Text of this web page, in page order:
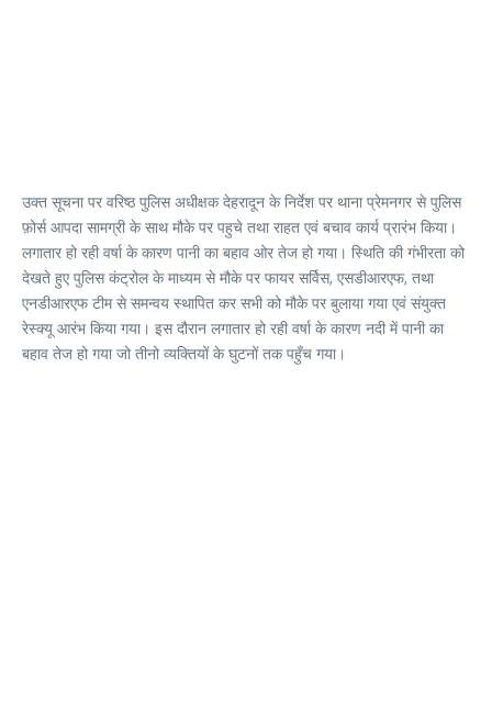
उक्त सूचना पर वरिष्ठ पुलिस अधीक्षक देहरादून के निर्देश पर थाना प्रेमनगर से पुलिस
फ़ोर्स आपदा सामग्री के साथ मौके पर पहुचे तथा राहत एवं बचाव कार्य प्रारंभ किया।
लगातार हो रही वर्षा के कारण पानी का बहाव ओर तेज हो गया। स्थिति की गंभीरता को
देखते हुए पुलिस कंट्रोल के माध्यम से मौके पर फायर सर्विस, एसडीआरएफ, तथा
एनडीआरएफ टीम से समन्वय स्थापित कर सभी को मौके पर बुलाया गया एवं संयुक्त
रेस्क्यू आरंभ किया गया। इस दौरान लगातार हो रही वर्षा के कारण नदी में पानी का
बहाव तेज हो गया जो तीनो व्यक्तियों के घुटनों तक पहुँच गया।